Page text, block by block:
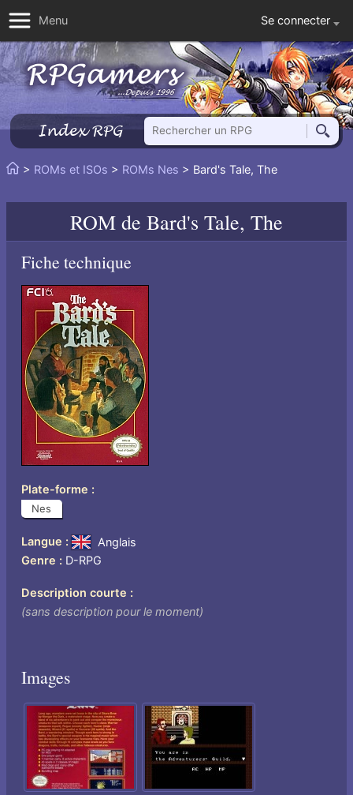
Menu Se connecter
Index RPG
Rechercher un RPG
Vous
> ROMs et ISOs > ROMs Nes > Bard's Tale, The
ROM de Bard's Tale, The
Fiche technique
Plate-forme
Nes
Langue
Anglais
Genre
D-RPG
Description courte
(sans description pour le moment)
Images